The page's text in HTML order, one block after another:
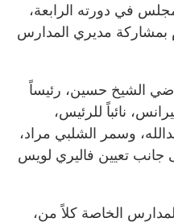
في دورته الرابعة،
بمشاركة مديري المدارس
الشيخ حسين، رئيساً
نائباً للرئيس،
وسمر الشلبي مراد،
جانب تعيين فاليري لويس
الخاصة كلاً من،